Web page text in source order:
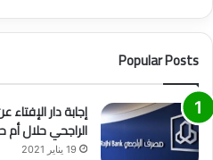
Popular Posts
إجابة دار
الراجحي حلال أم
19 يناير 2021